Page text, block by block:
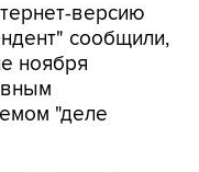
версию
сообщили,
ноября
"деле